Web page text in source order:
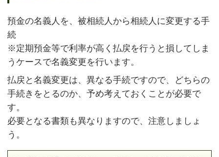
預金の名義人を、被相続人から相続人に変更する手
続
※定期預金等で利率が高く払戻を行うと損してしま
うケースで名義変更を行います。
払戻と名義変更は、異なる手続ですので、どちらの
手続きをとるのか、予め考えておくことが必要で
す。
必要となる書類も異なりますので、注意しましょ
う。